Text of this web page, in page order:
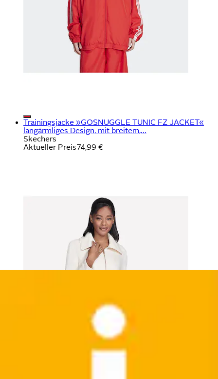
Trainingsjacke »GOSNUGGLE TUNIC FZ JACKET«
langärmliges Design, mit breitem,...
Skechers
Aktueller Preis74,99 €